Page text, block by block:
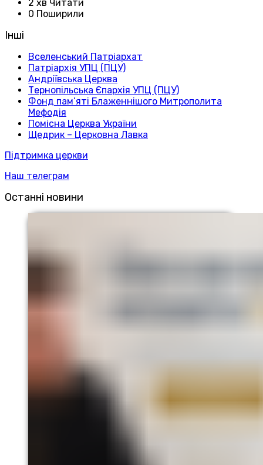
2 хв Читати
0 Поширили
Інші
Вселенський Патріархат
Патріархія УПЦ (ПЦУ)
Андріївська Церква
Тернопільська Єпархія УПЦ (ПЦУ)
Фонд пам’яті Блаженнішого Митрополита
Мефодія
Помісна Церква України
Щедрик – Церковна Лавка
Підтримка церкви
Наш телеграм
Останні новини